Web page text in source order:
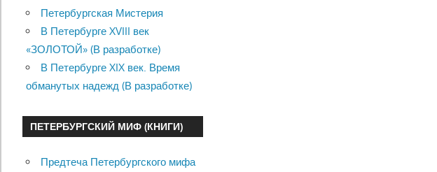
Петербургская Мистерия
В Петербурге XVIII век
«ЗОЛОТОЙ» (В разработке)
В Петербурге XIX век. Время
обманутых надежд (В разработке)
ПЕТЕРБУРГСКИЙ МИФ (КНИГИ)
Предтеча Петербургского мифа